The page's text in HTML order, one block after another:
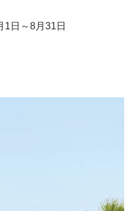
1日～8月31日